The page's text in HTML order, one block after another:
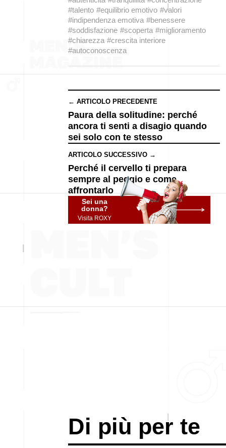
#talento #equilibrio emotivo #valori
#indipendenza emotiva #benessere
#soddisfazione #scoperta #miglioramento
#chiarezza #crescita interiore
#autoconoscenza
← ARTICOLO PRECEDENTE
Paura della solitudine: perché
ancora ti senti a disagio quando
sei solo con te stesso
ARTICOLO SUCCESSIVO →
Perché il cervello ti prepara
sempre al peggio e come
affrontarlo
Sei una
donna?
Visita ROXY
Di più per te